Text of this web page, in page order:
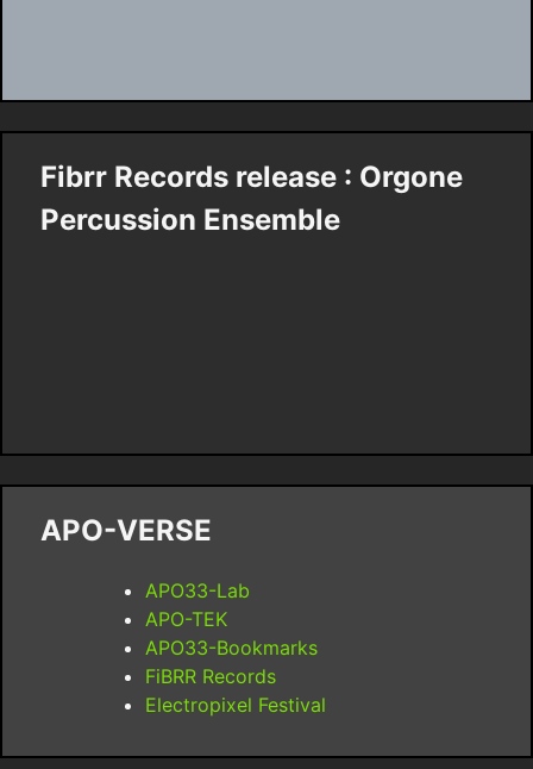
Fibrr Records release : Orgone
Percussion Ensemble
APO-VERSE
APO33-Lab
APO-TEK
APO33-Bookmarks
FiBRR Records
Electropixel Festival